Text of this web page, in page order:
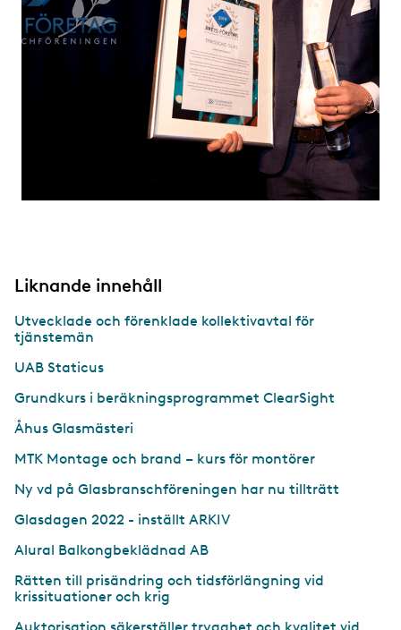
Liknande innehåll
Utvecklade och förenklade kollektivavtal för
tjänstemän
UAB Staticus
Grundkurs i beräkningsprogrammet ClearSight
Åhus Glasmästeri
MTK Montage och brand – kurs för montörer
Ny vd på Glasbranschföreningen har nu tillträtt
Glasdagen 2022 - inställt ARKIV
Alural Balkongbeklädnad AB
Rätten till prisändring och tidsförlängning vid
krissituationer och krig